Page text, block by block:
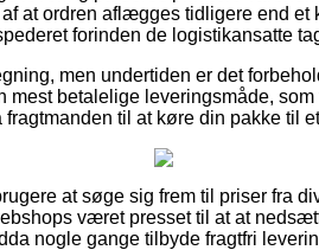
at ordren aflægges tidligere end et
forinden de logistikansatte
men undertiden er det
betalelige leveringsmåde,
til at køre din pakke til
at søge sig frem til priser fra
været presset til at at
nogle gange tilbyde fragtfri